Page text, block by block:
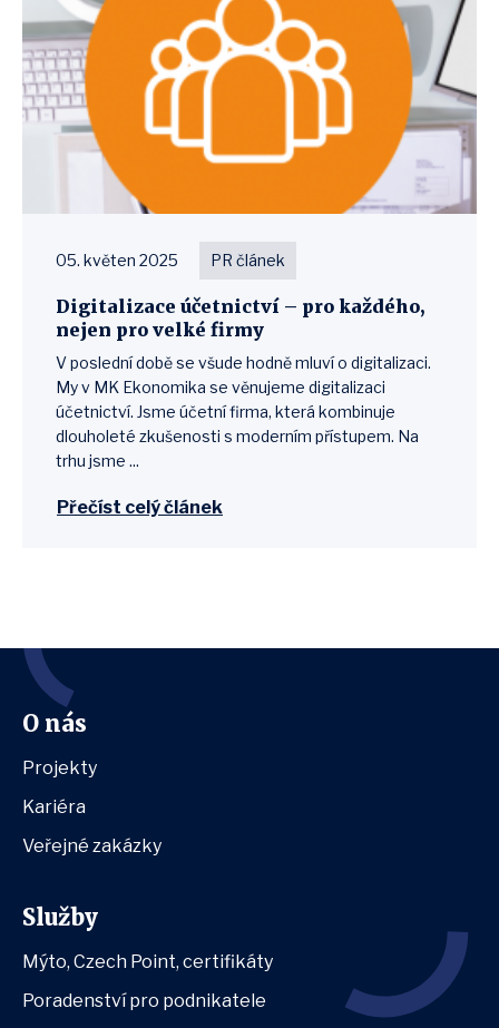
05. květen 2025 PR článek
Digitalizace účetnictví – pro každého,
nejen pro velké firmy
V poslední době se všude hodně mluví o digitalizaci.
My v MK Ekonomika se věnujeme digitalizaci
účetnictví. Jsme účetní firma, která kombinuje
dlouholeté zkušenosti s moderním přístupem. Na
trhu jsme ...
Přečíst celý článek
O nás
Projekty
Kariéra
Veřejné zakázky
Služby
Mýto, Czech Point, certifikáty
Poradenství pro podnikatele